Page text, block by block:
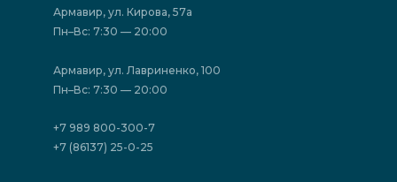
Фотогалерея
Политика конфиденциальности
Акции
Акции
Отзывы
Государственные программы
Юридическим лицам
Армавир, ул. Кирова, 57а
Пн–Вс: 7:30 — 20:00
Армавир, ул. Лавриненко, 100
Пн–Вс: 7:30 — 20:00
+7 989 800-300-7
+7 (86137) 25-0-25